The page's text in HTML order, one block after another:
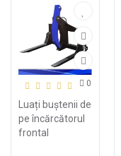
0
Luați buștenii de
pe încărcătorul
frontal